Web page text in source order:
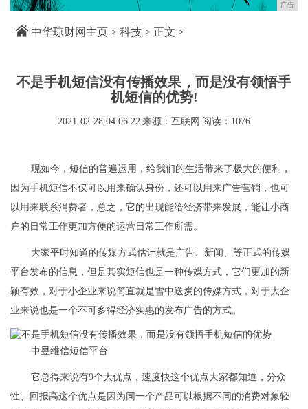
广告
中华琼财网主页 > 科技 > 正文 >
不是手机短信没有传播效果，而是没有领悟手
机短信的优势!
2021-02-28 04:06:22 来源：互联网 阅读：1076
现如今，短信的普遍运用，给我们的生活带来了极大的便利，
因为手机短信不仅可以用来确认身份，还可以用来广告营销，也可
以用来联系消费者，总之，它的出现能给经济带来发展，能让小商
户的日常工作更加方便的运营日常工作所需。
大家平时知道的传媒方式估计就是广告、新闻、等正式的传媒
平台发布的信息，但是其实短信也是一种传媒方式，它们更加的新
颖有效，对于小企业来说简直就是雪中送炭的传媒方式，对于大企
业来说也是一个不可多得经济实惠的发布广告的方式。
中昱维信短信平台
它总得来说有9个大优点，速度快这个优点大家都知道，分众
性、回报高这个优点是因为同一个产品可以根据不同的消费对象轻